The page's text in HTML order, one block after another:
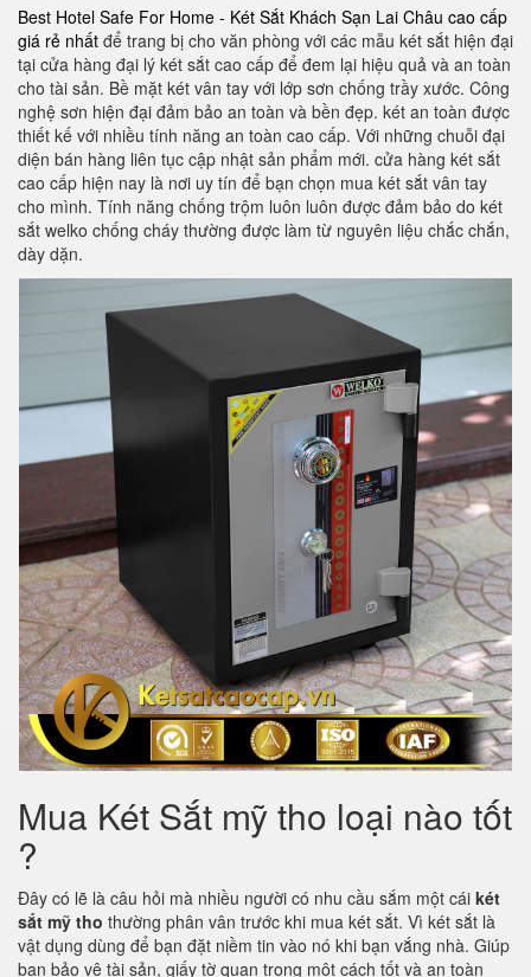
Best Hotel Safe For Home - Két Sắt Khách Sạn Lai Châu cao cấp
giá rẻ nhất để trang bị cho văn phòng với các mẫu két sắt hiện đại
tại cửa hàng đại lý két sắt cao cấp để đem lại hiệu quả và an toàn
cho tài sản. Bề mặt két vân tay với lớp sơn chống trầy xước. Công
nghệ sơn hiện đại đảm bảo an toàn và bền đẹp. két an toàn được
thiết kế với nhiều tính năng an toàn cao cấp. Với những chuỗi đại
diện bán hàng liên tục cập nhật sản phẩm mới. cửa hàng két sắt
cao cấp hiện nay là nơi uy tín để bạn chọn mua két sắt vân tay
cho mình. Tính năng chống trộm luôn luôn được đảm bảo do két
sắt welko chống cháy thường được làm từ nguyên liệu chắc chắn,
dày dặn.
Mua Két Sắt mỹ tho loại nào tốt
?
Đây có lẽ là câu hỏi mà nhiều người có nhu cầu sắm một cái két
sắt mỹ tho thường phân vân trước khi mua két sắt. Vì két sắt là
vật dụng dùng để bạn đặt niềm tin vào nó khi bạn vắng nhà. Giúp
bạn bảo vệ tài sản, giấy tờ quan trọng một cách tốt và an toàn